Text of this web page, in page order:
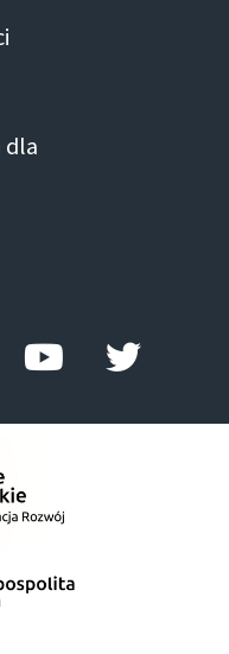
dla